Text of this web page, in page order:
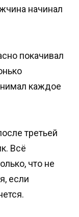
начинал
покачивал
каждое
третьей
Всё
что не
если